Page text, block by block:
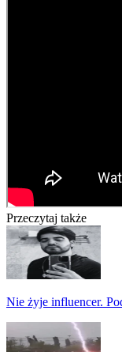
Przeczytaj także
Nie żyje influencer.